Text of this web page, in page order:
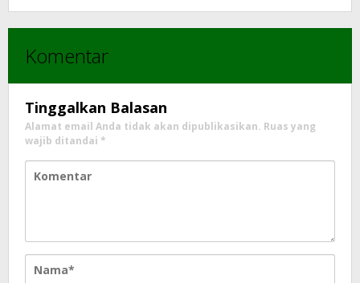
Komentar
Tinggalkan Balasan
Alamat email Anda tidak akan dipublikasikan. Ruas yang
wajib ditandai *